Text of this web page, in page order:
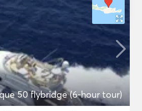
50 flybridge (6-hour tour)